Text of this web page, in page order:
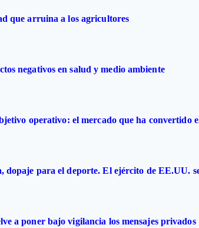
que arruina a los agricultores
negativos en salud y medio ambiente
operativo: el mercado que ha convertido
dopaje para el deporte. El ejército de EE.UU.
a poner bajo vigilancia los mensajes privados